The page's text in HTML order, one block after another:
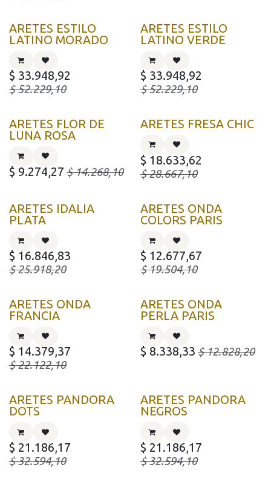
ARETES ESTILO
LATINO MORADO
$ 33.948,92
$52.229,10
ARETES ESTILO
LATINO VERDE
$ 33.948,92
$52.229,10
ARETES FLOR DE
LUNA ROSA
$ 9.274,27 $14.268,10
ARETES FRESA CHIC
$ 18.633,62
$28.667,10
ARETES IDALIA
PLATA
$ 16.846,83
$25.918,20
ARETES ONDA
COLORS PARIS
$ 12.677,67
$19.504,10
ARETES ONDA
FRANCIA
$ 14.379,37
$22.122,10
ARETES ONDA
PERLA PARIS
$ 8.338,33 $12.828,20
ARETES PANDORA
DOTS
$ 21.186,17
$32.594,10
ARETES PANDORA
NEGROS
$ 21.186,17
$32.594,10